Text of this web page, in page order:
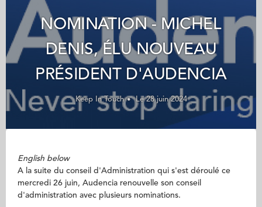
NOMINATION - MICHEL
DENIS, ÉLU NOUVEAU
PRÉSIDENT D'AUDENCIA
Keep In Touch Le 28 juin 2024
English below
A la suite du conseil d'Administration qui s'est déroulé ce
mercredi 26 juin, Audencia renouvelle son conseil
d'administration avec plusieurs nominations.